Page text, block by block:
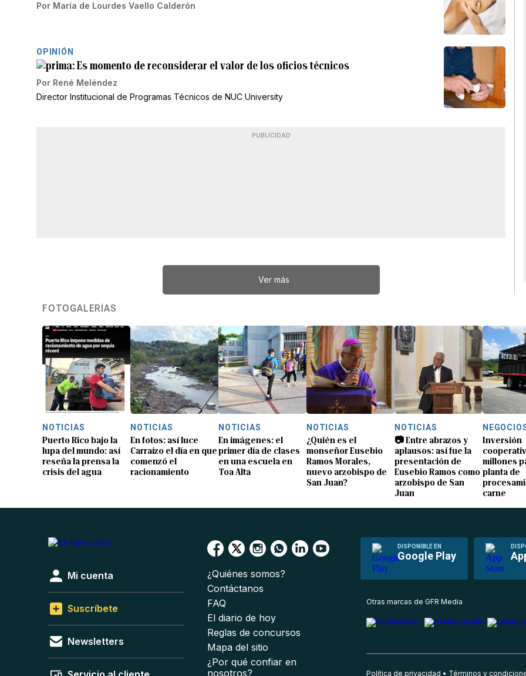
Por María de Lourdes Vaello Calderón
OPINIÓN
Es momento de reconsiderar el valor de los oficios técnicos
Por René Meléndez
Director Institucional de Programas Técnicos de NUC University
PUBLICIDAD
Ver más
FOTOGALERÍAS
NOTICIAS
Puerto Rico bajo la
lupa del mundo: así
reseña la prensa la
crisis del agua
NOTICIAS
En fotos: así luce
Carraízo el día en que
comenzó el
racionamiento
NOTICIAS
En imágenes: el
primer día de clases
en una escuela en
Toa Alta
NOTICIAS
¿Quién es el
monseñor Eusebio
Ramos Morales,
nuevo arzobispo de
San Juan?
NOTICIAS
📷 Entre abrazos y
aplausos: así fue la
presentación de
Eusebio Ramos como
arzobispo de San
Juan
Inversión
millones
planta de
carne
DISPONIBLE EN
Google Play
Mi cuenta
Suscríbete
Newsletters
¿Quiénes somos?
Contáctanos
FAQ
El diario de hoy
Reglas de concursos
Mapa del sitio
¿Por qué confiar en
nosotros?
Otras marcas de GFR Media
Política de privacidad Términos y